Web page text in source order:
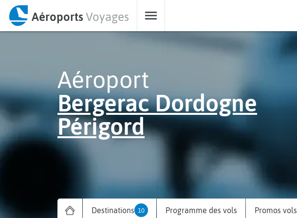
AéroportsVoyages
Aéroport
Bergerac Dordogne
Périgord
Destinations 10 Programme des vols Promos vols